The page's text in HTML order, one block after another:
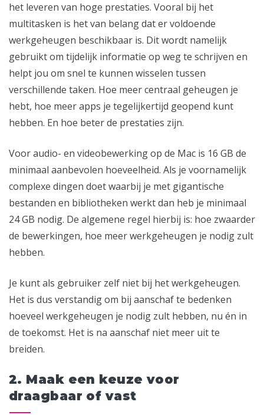
het leveren van hoge prestaties. Vooral bij het
multitasken is het van belang dat er voldoende
werkgeheugen beschikbaar is. Dit wordt namelijk
gebruikt om tijdelijk informatie op weg te schrijven en
helpt jou om snel te kunnen wisselen tussen
verschillende taken. Hoe meer centraal geheugen je
hebt, hoe meer apps je tegelijkertijd geopend kunt
hebben. En hoe beter de prestaties zijn.
Voor audio- en videobewerking op de Mac is 16 GB de
minimaal aanbevolen hoeveelheid. Als je voornamelijk
complexe dingen doet waarbij je met gigantische
bestanden en bibliotheken werkt dan heb je minimaal
24 GB nodig. De algemene regel hierbij is: hoe zwaarder
de bewerkingen, hoe meer werkgeheugen je nodig zult
hebben.
Je kunt als gebruiker zelf niet bij het werkgeheugen.
Het is dus verstandig om bij aanschaf te bedenken
hoeveel werkgeheugen je nodig zult hebben, nu én in
de toekomst. Het is na aanschaf niet meer uit te
breiden.
2. Maak een keuze voor
draagbaar of vast